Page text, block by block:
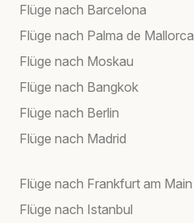
Flüge nach Barcelona
Flüge nach Palma de Mallorca
Flüge nach Moskau
Flüge nach Bangkok
Flüge nach Berlin
Flüge nach Madrid
Flüge nach Frankfurt am Main
Flüge nach Istanbul